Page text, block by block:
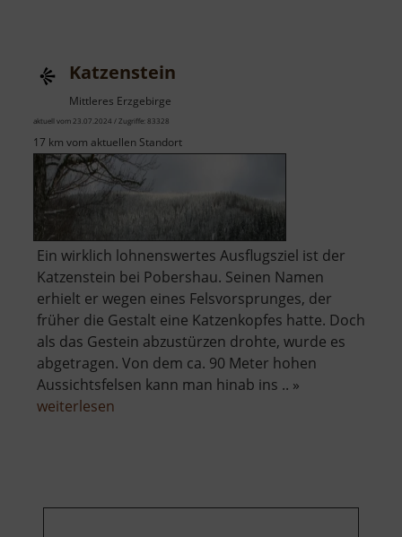
Katzenstein
Mittleres Erzgebirge
aktuell vom 23.07.2024 / Zugriffe: 83328
17 km vom aktuellen Standort
Ein wirklich lohnenswertes Ausflugsziel ist der
Katzenstein bei Pobershau. Seinen Namen
erhielt er wegen eines Felsvorsprunges, der
früher die Gestalt eine Katzenkopfes hatte. Doch
als das Gestein abzustürzen drohte, wurde es
abgetragen. Von dem ca. 90 Meter hohen
Aussichtsfelsen kann man hinab ins .. »
weiterlesen